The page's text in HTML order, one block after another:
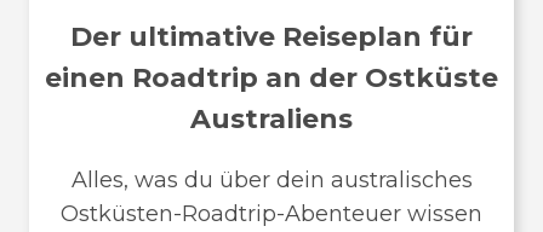
Der ultimative Reiseplan für
einen Roadtrip an der Ostküste
Australiens
Alles, was du über dein australisches
Ostküsten-Roadtrip-Abenteuer wissen